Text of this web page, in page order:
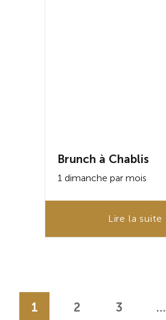
Brunch à Chablis
1 dimanche par mois
Lire la suite
1 2 3 …